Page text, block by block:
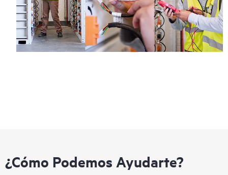
¿Cómo Podemos Ayudarte?